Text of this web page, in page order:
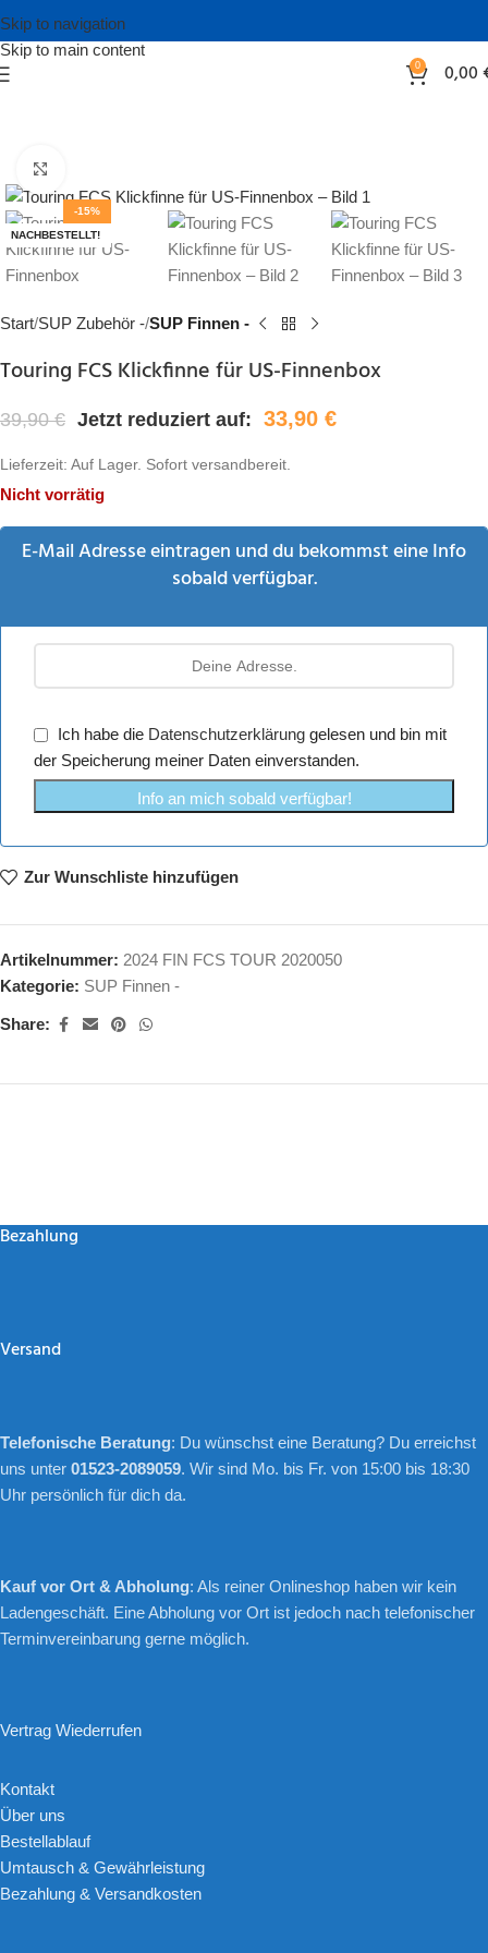
Skip to navigation
Skip to main content
0 0,00
-15%
NACHBESTELLT!
Start SUP Zubehör - SUP Finnen -
Touring FCS Klickfinne für US-Finnenbox
39,90€ Jetzt reduziert auf: 33,90 €
Lieferzeit: Auf Lager. Sofort versandbereit.
Nicht vorrätig
E-Mail Adresse eintragen und du bekommst eine Info
sobald verfügbar.
Ich habe die Datenschutzerklärung gelesen und bin mit
der Speicherung meiner Daten einverstanden.
Info an mich sobald verfügbar!
Zur Wunschliste hinzufügen
Artikelnummer: 2024 FIN FCS TOUR 2020050
Kategorie: SUP Finnen -
Share:
Bezahlung
Versand
Telefonische Beratung: Du wünschst eine Beratung? Du erreichst
uns unter 01523-2089059. Wir sind Mo. bis Fr. von 15:00 bis 18:30
Uhr persönlich für dich da.
Kauf vor Ort & Abholung: Als reiner Onlineshop haben wir kein
Ladengeschäft. Eine Abholung vor Ort ist jedoch nach telefonischer
Terminvereinbarung gerne möglich.
Vertrag Wiederrufen
Kontakt
Über uns
Bestellablauf
Umtausch & Gewährleistung
Bezahlung & Versandkosten